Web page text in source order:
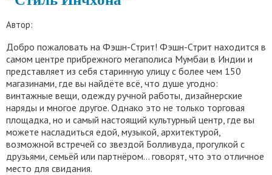
Автор:
Добро пожаловать на Фэшн-Стрит! Фэшн-Стрит находится в
самом центре прибрежного мегаполиса Мумбаи в Индии и
представляет из себя старинную улицу с более чем 150
магазинами, где вы найдёте всё, что душе угодно:
винтажные вещи, одежду ручной работы, дизайнерские
наряды и многое другое. Однако это не только торговая
площадка, но и самый настоящий культурный центр, где вы
можете насладиться едой, музыкой, архитектурой,
возможной встречей со звездой Болливуда, прогулкой с
друзьями, семьёй или партнёром... говорят, что это отличное
место для свидания.